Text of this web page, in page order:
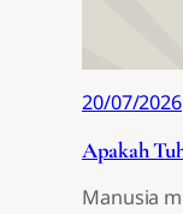
20/07/2026
Apakah
Manusia